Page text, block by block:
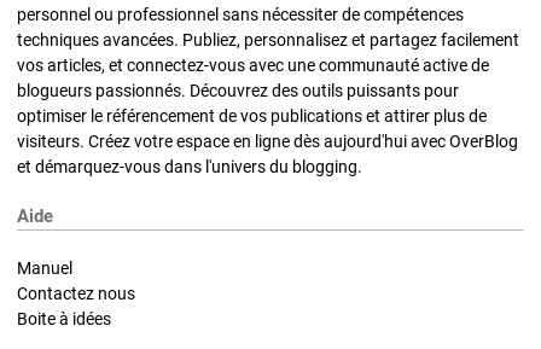
personnel ou professionnel sans nécessiter de compétences
techniques avancées. Publiez, personnalisez et partagez facilement
vos articles, et connectez-vous avec une communauté active de
blogueurs passionnés. Découvrez des outils puissants pour
optimiser le référencement de vos publications et attirer plus de
visiteurs. Créez votre espace en ligne dès aujourd'hui avec OverBlog
et démarquez-vous dans l'univers du blogging.
Aide
Manuel
Contactez nous
Boite à idées